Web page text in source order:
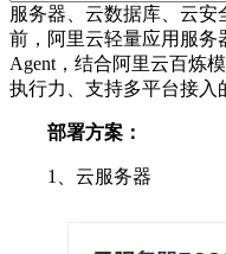
服务器、云数据库、云安
前，阿里云轻量应用服务
Agent，结合阿里云百炼
执行力、支持多平台接入
部署方案：
1、云服务器